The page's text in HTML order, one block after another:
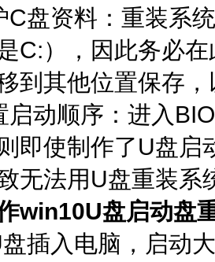
C盘资料：重装系
是C:），因此务必
到其他位置保存
启动顺序：进入
即使制作了U盘启
无法用U盘重装系
win10U盘启动盘
插入电脑，启动